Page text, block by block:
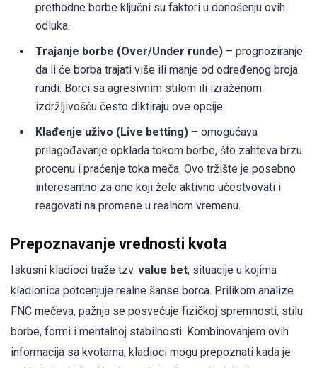
prethodne borbe ključni su faktori u donošenju ovih
odluka.
Trajanje borbe (Over/Under runde) – prognoziranje
da li će borba trajati više ili manje od određenog broja
rundi. Borci sa agresivnim stilom ili izraženom
izdržljivošću često diktiraju ove opcije.
Klađenje uživo (Live betting) – omogućava
prilagođavanje opklada tokom borbe, što zahteva brzu
procenu i praćenje toka meča. Ovo tržište je posebno
interesantno za one koji žele aktivno učestvovati i
reagovati na promene u realnom vremenu.
Prepoznavanje vrednosti kvota
Iskusni kladioci traže tzv. value bet, situacije u kojima
kladionica potcenjuje realne šanse borca. Prilikom analize
FNC mečeva, pažnja se posvećuje fizičkoj spremnosti, stilu
borbe, formi i mentalnoj stabilnosti. Kombinovanjem ovih
informacija sa kvotama, kladioci mogu prepoznati kada je